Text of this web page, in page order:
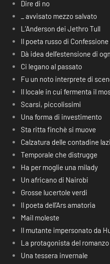
Dire di no
_ avvisato mezzo salvato
L’Anderson dei Jethro Tull
Il poeta russo di
Dà idea dell’estensione di
Ci legano al passato
Fu un noto interprete di
Il locale in cui fermenta il
Scarsi, piccolissimi
Una forma di investimento
Sta ritta finchè si muove
Calzatura delle contadine
Temporale che distrugge
Ha per moglie una milady
Un africano di Nairobi
Grosse lucertole verdi
Il poeta dell’Ars amatoria
Mail moleste
Il mutante impersonato da
La protagonista del romanzo
Una tessera invernale